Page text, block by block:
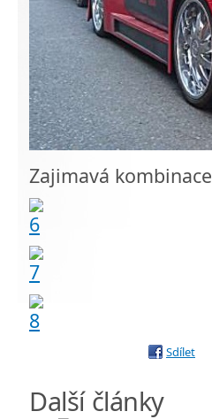
Zajimavá kombinace
Sdílet
Další články